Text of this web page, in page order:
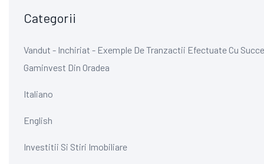
Categorii
Vandut - Inchiriat - Exemple De Tranzactii Efectuate Cu
Gaminvest Din Oradea
Italiano
English
Investitii Si Stiri Imobiliare